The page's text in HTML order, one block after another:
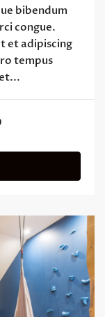
bibendum
congue.
et adipiscing
tempus